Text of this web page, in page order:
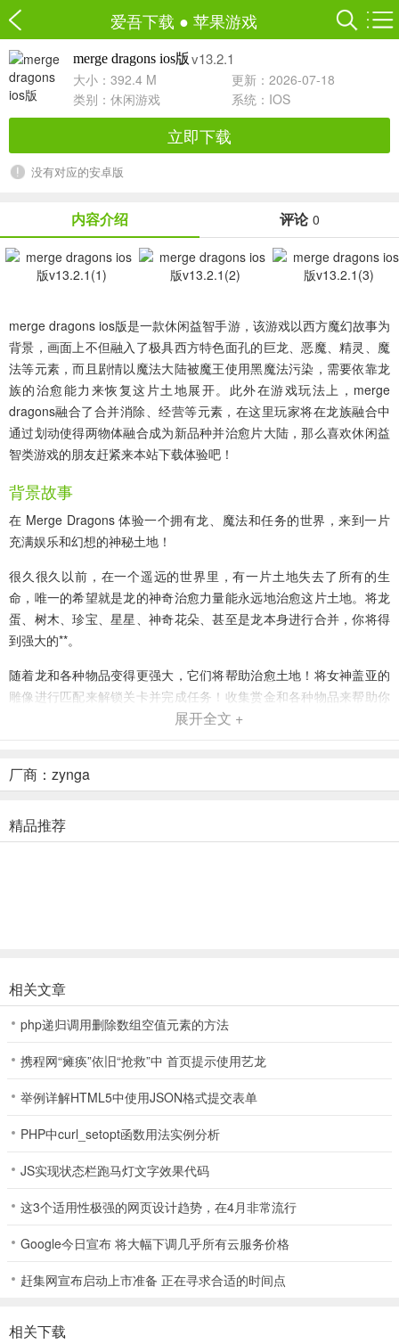
爱吾下载 ● 苹果游戏
merge dragons ios版 v13.2.1
大小：392.4 M
更新：2026-07-18
类别： 休闲游戏 系统：IOS
立即下载
没有对应的安卓版
内容介绍 评论 0
merge dragons ios版是一款休闲益智手游，该游戏以西方魔幻故事为
背景，画面上不但融入了极具西方特色面孔的巨龙、恶魔、精灵、魔
法等元素，而且剧情以魔法大陆被魔王使用黑魔法污染，需要依靠龙
族的治愈能力来恢复这片土地展开。此外在游戏玩法上，merge
dragons融合了合并消除、经营等元素，在这里玩家将在龙族融合中
通过划动使得两物体融合成为新品种并治愈片大陆，那么喜欢休闲益
智类游戏的朋友赶紧来本站下载体验吧！
背景故事
在 Merge Dragons 体验一个拥有龙、魔法和任务的世界，来到一片
充满娱乐和幻想的神秘土地！
很久很久以前，在一个遥远的世界里，有一片土地失去了所有的生
命，唯一的希望就是龙的神奇治愈力量能永远地治愈这片土地。将龙
蛋、树木、珍宝、星星、神奇花朵、甚至是龙本身进行合并，你将得
到强大的**。
随着龙和各种物品变得更强大，它们将帮助治愈土地！将女神盖亚的
雕像进行匹配来解锁关卡并完成任务！收集赏金和各种物品来帮助你
的龙营成长，帮助保护你的家园免受恶魔 Zomblin 的攻击。
力？！
一、合并物品来拯救大地：
物品和龙！
4、结合 Life Essence 并用它来治愈土地，维持龙的生机。
5、在每个关卡被诅咒的土地上发现 Goddess Gaia 的雕像，然后合
1、龙的品种——发现超过 17 个品种的龙，合并你的龙来通过8个生
长阶段！
2、合并龙蛋来孵化出更多的龙，称霸这片土地并收获更强大的物品。
三、棘手的益智游戏和任务：
1、超过600个棘手的任务来测试你的能力。
Dragon Camp!
展开全文 +
厂商：zynga
精品推荐
相关文章
php递归调用删除数组空值元素的方法
携程网“瘫痪”依旧“抢救”中 首页提示使用艺龙
举例详解HTML5中使用JSON格式提交表单
PHP中curl_setopt函数用法实例分析
JS实现状态栏跑马灯文字效果代码
这3个适用性极强的网页设计趋势，在4月非常流行
Google今日宣布 将大幅下调几乎所有云服务价格
赶集网宣布启动上市准备 正在寻求合适的时间点
相关下载